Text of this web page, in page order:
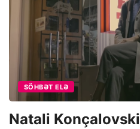
SÖHBƏT ELƏ
Natali Konçalovski